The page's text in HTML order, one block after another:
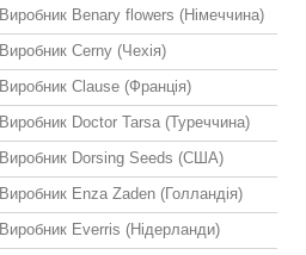
Виробник Benary flowers (Німеччина)
Виробник Cerny (Чехія)
Виробник Clause (Франція)
Виробник Doctor Tarsa (Туреччина)
Виробник Dorsing Seeds (США)
Виробник Enza Zaden (Голландія)
Виробник Everris (Нідерланди)